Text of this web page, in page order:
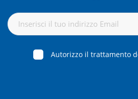
Autorizzo il trattamento